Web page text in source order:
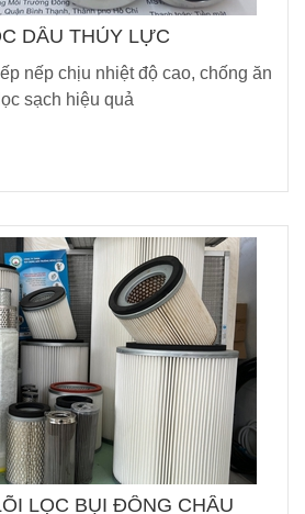
DẦU THỦY LỰC
nếp chịu nhiệt độ cao, chống ăn
sạch hiệu quả
LỌC BỤI ĐÔNG CHÂU